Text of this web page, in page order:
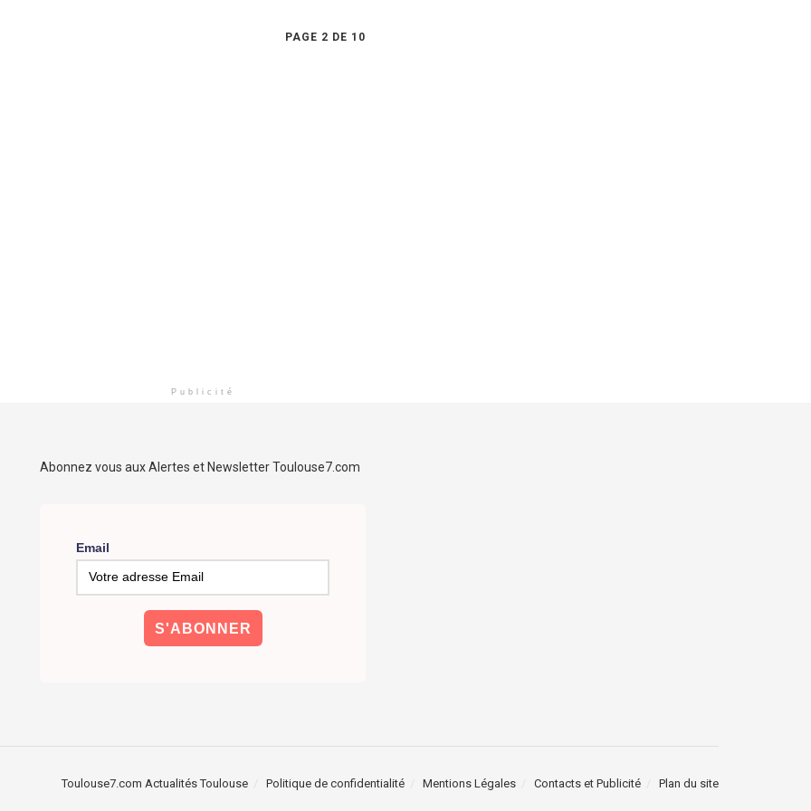
PAGE 2 DE 10
Publicité
Abonnez vous aux Alertes et Newsletter Toulouse7.com
Email
Toulouse7.com Actualités Toulouse Politique de confidentialité Mentions Légales Contacts et Publicité Plan du site